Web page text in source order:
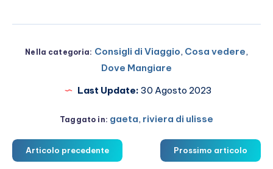
Nella categoria: Consigli di Viaggio, Cosa vedere,
Dove Mangiare
Last Update: 30 Agosto 2023
Taggato in: gaeta, riviera di ulisse
Articolo precedente Prossimo articolo